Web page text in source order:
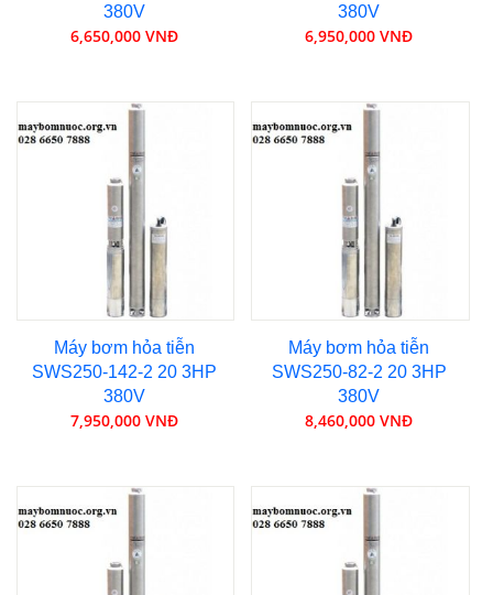
380V
6,650,000 VNĐ
380V
6,950,000 VNĐ
Máy bơm hỏa tiễn
SWS250-142-2 20 3HP
380V
7,950,000 VNĐ
Máy bơm hỏa tiễn
SWS250-82-2 20 3HP
380V
8,460,000 VNĐ